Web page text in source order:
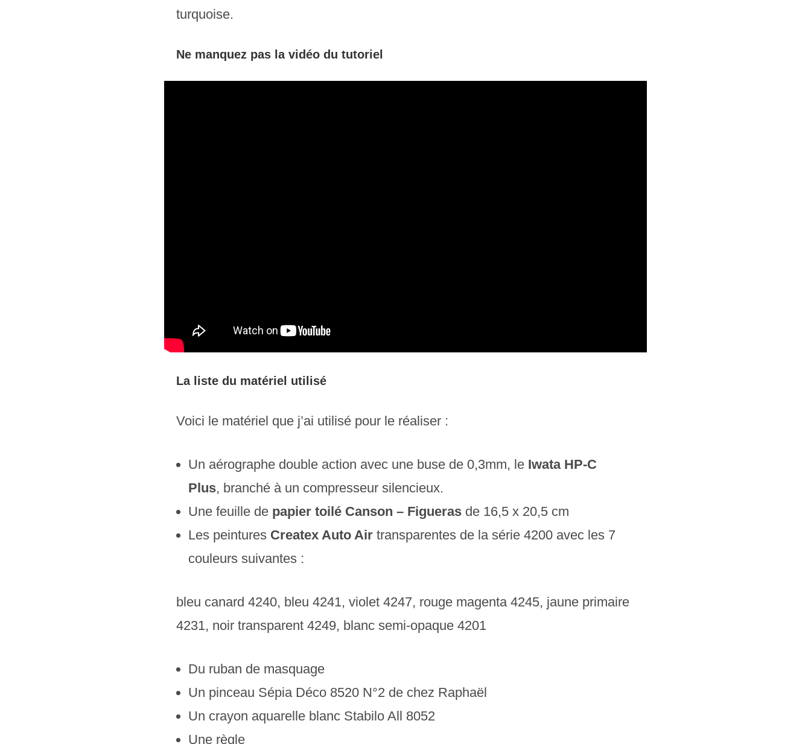
turquoise.
Ne manquez pas la vidéo du tutoriel
La liste du matériel utilisé
Voici le matériel que j’ai utilisé pour le réaliser :
Un aérographe double action avec une buse de 0,3mm, le Iwata HP-C
Plus, branché à un compresseur silencieux.
Une feuille de papier toilé Canson – Figueras de 16,5 x 20,5 cm
Les peintures Createx Auto Air transparentes de la série 4200 avec les 7
couleurs suivantes :
bleu canard 4240, bleu 4241, violet 4247, rouge magenta 4245, jaune primaire
4231, noir transparent 4249, blanc semi-opaque 4201
Du ruban de masquage
Un pinceau Sépia Déco 8520 N°2 de chez Raphaël
Un crayon aquarelle blanc Stabilo All 8052
Une règle